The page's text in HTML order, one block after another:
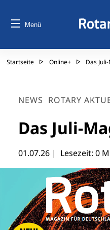
Menü
Startseite Online+ Das
NEWS ROTARY
Das Juli-
01.07.26 | Lesezeit: 0